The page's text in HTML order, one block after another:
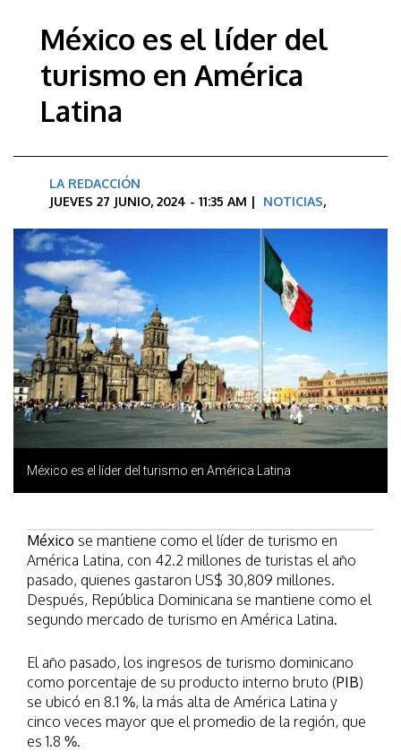
México es el líder del
turismo en América
Latina
LA REDACCIÓN
JUEVES 27 JUNIO, 2024 - 11:35 AM | NOTICIAS,
México es el líder del turismo en América Latina
México se mantiene como el líder de turismo en
América Latina, con 42.2 millones de turistas el año
pasado, quienes gastaron US$ 30,809 millones.
Después, República Dominicana se mantiene como el
segundo mercado de turismo en América Latina.
El año pasado, los ingresos de turismo dominicano
como porcentaje de su producto interno bruto (PIB)
se ubicó en 8.1 %, la más alta de América Latina y
cinco veces mayor que el promedio de la región, que
es 1.8 %.